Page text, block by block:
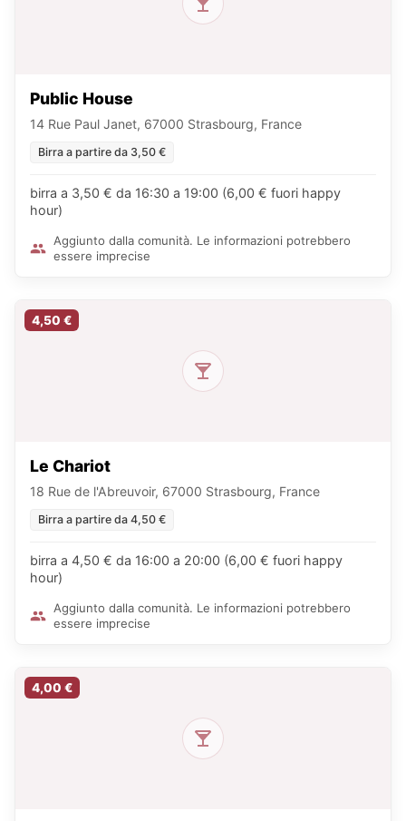
Public House
14 Rue Paul Janet, 67000 Strasbourg, France
Birra a partire da 3,50 €
birra a 3,50 € da 16:30 a 19:00 (6,00 € fuori happy
hour)
Aggiunto dalla comunità. Le informazioni potrebbero
essere imprecise
4,50 €
Le Chariot
18 Rue de l'Abreuvoir, 67000 Strasbourg, France
Birra a partire da 4,50 €
birra a 4,50 € da 16:00 a 20:00 (6,00 € fuori happy
hour)
Aggiunto dalla comunità. Le informazioni potrebbero
essere imprecise
4,00 €